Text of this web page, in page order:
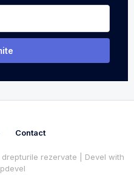
Contact
rezervate | Devel with